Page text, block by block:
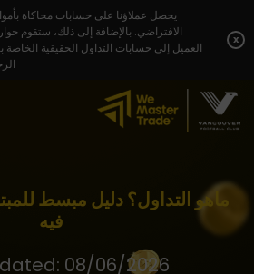
content
يحصل عملاؤنا على حسابات محاكاة
الافتراضي. بالإضافة إلى ذلك، ستقوم
العميل إلى حسابات التداول الحقيقية الخاصة
x
ماهو التداول؟ دليل مبسط
فيه
08/06/2026